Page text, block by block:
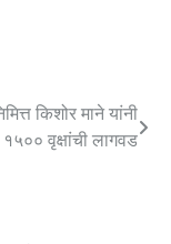
किशोर माने यांनी
वृक्षांची लागवड